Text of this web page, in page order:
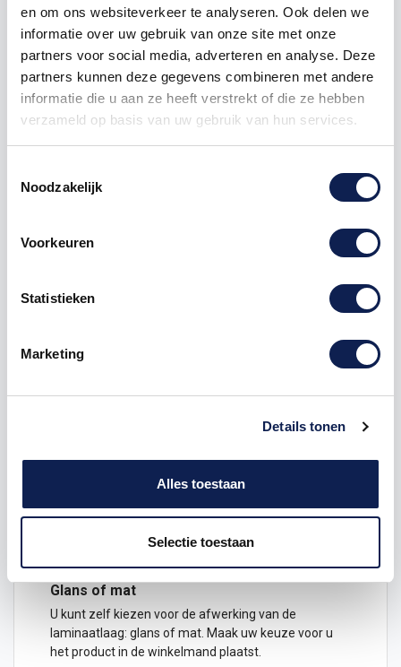
en om ons websiteverkeer te analyseren. Ook delen we
informatie over uw gebruik van onze site met onze
partners voor social media, adverteren en analyse. Deze
partners kunnen deze gegevens combineren met andere
informatie die u aan ze heeft verstrekt of die ze hebben
verzameld op basis van uw gebruik van hun services.
Noodzakelijk
Voorkeuren
Statistieken
Marketing
Details tonen
Alles toestaan
Selectie toestaan
500 € 3,57 € 1.190,00
1000 € 2.975,00
Nintendo Switch Joycon Joy-Con Grip Nintendo Switch
Nintendo Switch Joy-Con + Joycon
voor de Joy-Con R en een voor de meegeleverde
de plaklaag zitten luchtkanaaltjes, wat betekent dat
de stickers makkelijk bubbelvrij aan zijn te brengen.
beschermende laminaatlaag, zodat de handheld ook
Glans of mat
U kunt zelf kiezen voor de afwerking van de
laminaatlaag: glans of mat. Maak uw keuze voor u
het product in de winkelmand plaatst.